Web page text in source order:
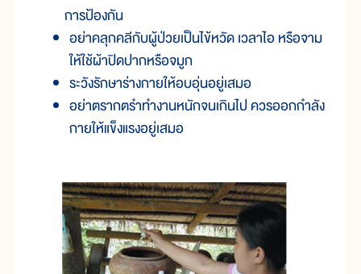
การป้องกัน
อย่าคลุกคลีกับผู้ป่วยเป็นไข้หวัด เวลาไอ หรือจาม
ให้ใช้ผ้าปิดปากหรือจมูก
ระวังรักษาร่างกายให้อบอุ่นอยู่เสมอ
อย่าตรากตรำทำงานหนักจนเกินไป ควรออกกำลัง
กายให้แข็งแรงอยู่เสมอ